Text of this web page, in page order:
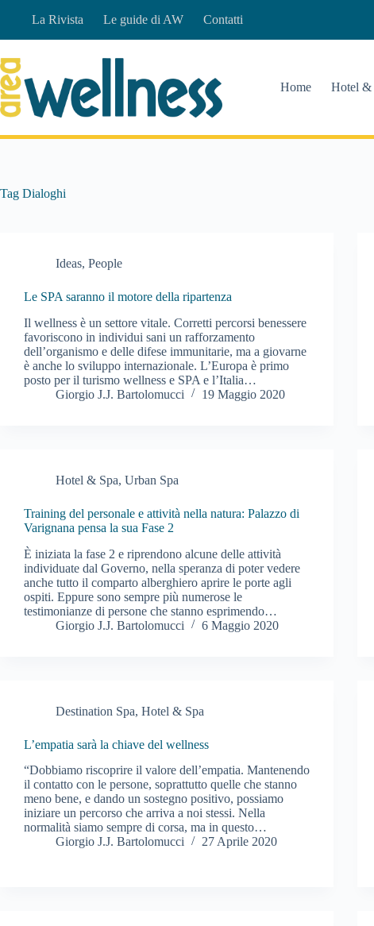
La Rivista Le guide di AW Contatti
Home Hotel &
Tag Dialoghi
Ideas, People
Le SPA saranno il motore della ripartenza
Il wellness è un settore vitale. Corretti percorsi benessere
favoriscono in individui sani un rafforzamento
dell’organismo e delle difese immunitarie, ma a giovarne
è anche lo sviluppo internazionale. L’Europa è primo
posto per il turismo wellness e SPA e l’Italia…
Giorgio J.J. Bartolomucci
19 Maggio 2020
Hotel & Spa, Urban Spa
Training del personale e attività nella natura: Palazzo di
Varignana pensa la sua Fase 2
È iniziata la fase 2 e riprendono alcune delle attività
individuate dal Governo, nella speranza di poter vedere
anche tutto il comparto alberghiero aprire le porte agli
ospiti. Eppure sono sempre più numerose le
testimonianze di persone che stanno esprimendo…
Giorgio J.J. Bartolomucci
6 Maggio 2020
Destination Spa, Hotel & Spa
L’empatia sarà la chiave del wellness
“Dobbiamo riscoprire il valore dell’empatia. Mantenendo
il contatto con le persone, soprattutto quelle che stanno
meno bene, e dando un sostegno positivo, possiamo
iniziare un percorso che arriva a noi stessi. Nella
normalità siamo sempre di corsa, ma in questo…
Giorgio J.J. Bartolomucci
27 Aprile 2020